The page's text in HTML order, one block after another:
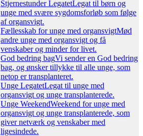
Stjernestunder LegatetLegat til børn og
unge med svære sygdomsforløb som følge
af organsvigt.
Fællesskab for unge med organsvigtMød
andre unge med organsvigt og få
venskaber og minder for livet.
God bedring bagVi sender en God bedring
bag, og ønsker tillykke til alle unge, som
netop er transplanteret.
Unge LegatetLegat til unge med
organsvigt og unge transplanterede.
Unge WeekendWeekend for unge med
organsvigt og unge transplanterede, som
giver netværk og venskaber med
ligesindede.